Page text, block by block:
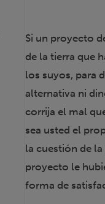
Si un proyecto
de la tierra que
los suyos, para
alternativa ni
corrija el mal
sea usted el
la cuestión de
proyecto le
forma de